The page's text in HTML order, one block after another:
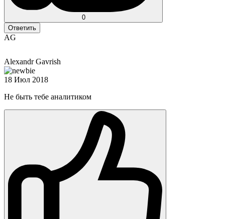
0
Ответить
AG
Alexandr Gavrish
18 Июл 2018
Не быть тебе аналитиком